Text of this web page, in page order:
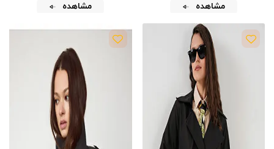
مشاهده
مشاهده